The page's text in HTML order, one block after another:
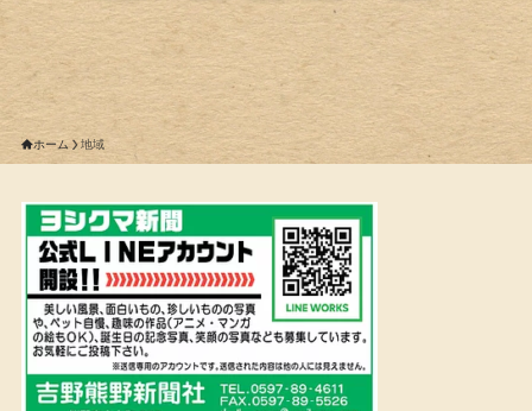
ホーム 地域